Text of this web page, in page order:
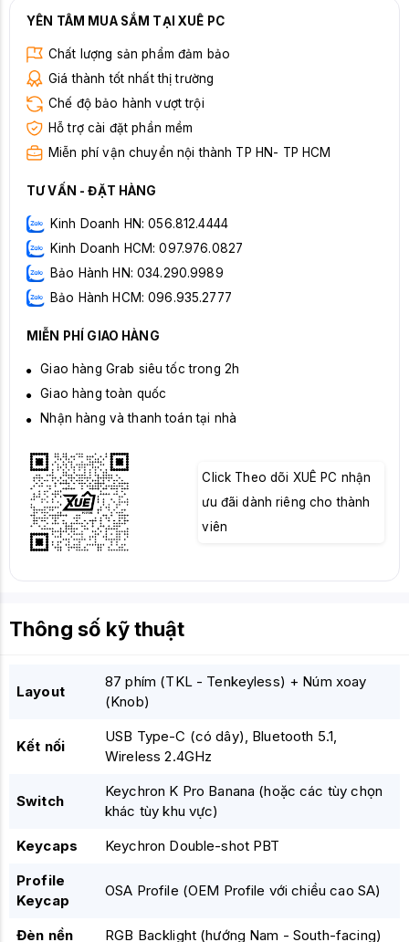
YÊN TÂM MUA SẮM TẠI XUÊ PC
Chất lượng sản phẩm đảm bảo
Giá thành tốt nhất thị trường
Chế độ bảo hành vượt trội
Hỗ trợ cài đặt phần mềm
Miễn phí vận chuyển nội thành TP HN- TP HCM
TƯ VẤN - ĐẶT HÀNG
Kinh Doanh HN: 056.812.4444
Kinh Doanh HCM: 097.976.0827
Bảo Hành HN: 034.290.9989
Bảo Hành HCM: 096.935.2777
MIỄN PHÍ GIAO HÀNG
Giao hàng Grab siêu tốc trong 2h
Giao hàng toàn quốc
Nhận hàng và thanh toán tại nhà
Click Theo dõi XUÊ PC nhận
ưu đãi dành riêng cho thành
viên
Thông số kỹ thuật
Layout
87 phím (TKL - Tenkeyless) + Núm xoay
(Knob)
Kết nối
USB Type-C (có dây), Bluetooth 5.1,
Wireless 2.4GHz
Switch
Keychron K Pro Banana (hoặc các tùy chọn
khác tùy khu vực)
Keycaps
Keychron Double-shot PBT
Profile
Keycap
OSA Profile (OEM Profile với chiều cao SA)
Đèn nền RGB Backlight (hướng Nam - South-facing)